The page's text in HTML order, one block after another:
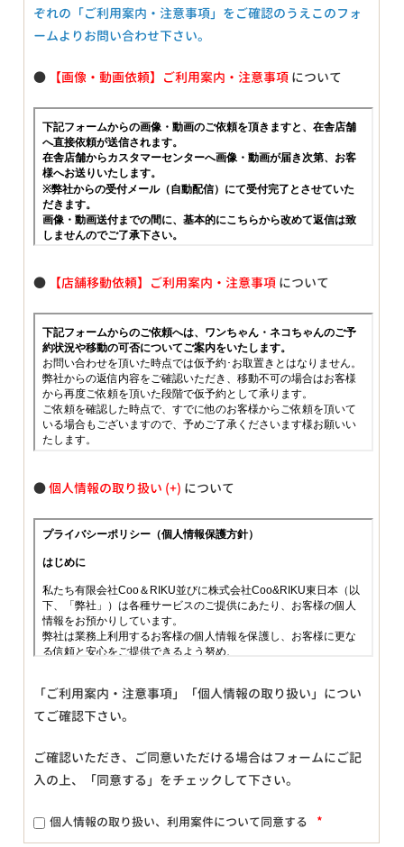
ぞれの「ご利用案内・注意事項」をご確認のうえこのフォ
ームよりお問い合わせ下さい。
● 【画像・動画依頼】ご利用案内・注意事項 について
● 【店舗移動依頼】ご利用案内・注意事項 について
●個人情報の取り扱い について
「ご利用案内・注意事項」「個人情報の取り扱い」につい
てご確認下さい。
ご確認いただき、ご同意いただける場合はフォームにご記
入の上、「同意する」をチェックして下さい。
個人情報の取り扱い、利用案件について同意する *